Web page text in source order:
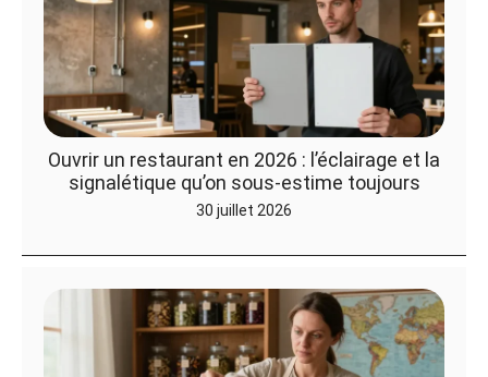
Ouvrir un restaurant en 2026 : l’éclairage et la
signalétique qu’on sous-estime toujours
30 juillet 2026